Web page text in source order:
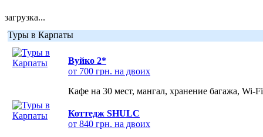
загрузка...
Туры в Карпаты
Вуйко 2*
от 700 грн. на двоих
Кафе на 30 мест, мангал, хранение багажа, Wi-
Коттедж SHULC
от 840 грн. на двоих